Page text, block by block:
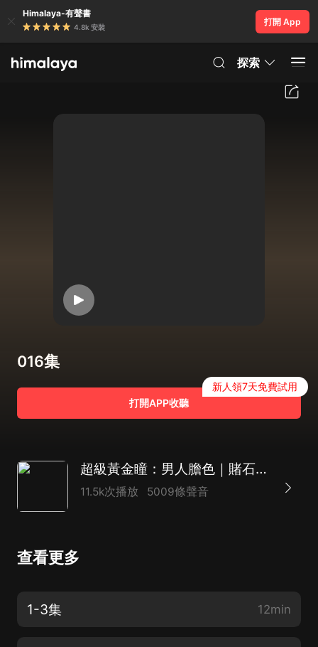
Himalaya-有聲書
4.8k 安裝
打開 App
探索
016集
打開APP收聽
新人領7天免費試用
超級黃金瞳：男人膽色｜賭石，財色無雙｜天下藏局
11.5k次播放 5009條聲音
查看更多
1-3集 12min